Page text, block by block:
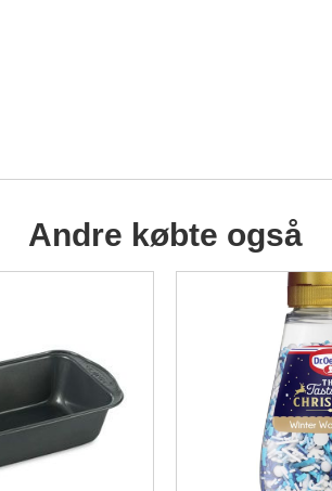
Andre købte også